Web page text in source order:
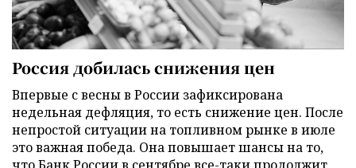
Россия добилась снижения цен
Впервые с весны в России зафиксирована
недельная дефляция, то есть снижение цен. После
непростой ситуации на топливном рынке в июле
это важная победа. Она повышает шансы на то,
что Банк России в сентябре все-таки продолжит